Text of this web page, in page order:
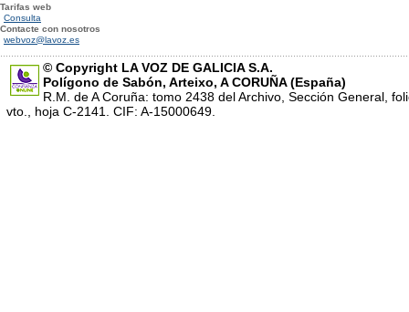
Tarifas web
Consulta
Contacte con nosotros
webvoz@lavoz.es
© Copyright LA VOZ DE GALICIA S.A.
Polígono de Sabón, Arteixo, A CORUÑA (España)
R.M. de A Coruña: tomo 2438 del Archivo, Sección General,
vto., hoja C-2141. CIF: A-15000649.